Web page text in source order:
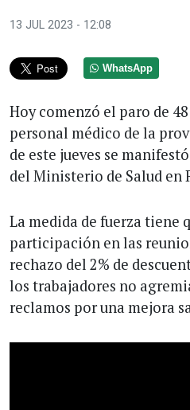
13 JUL 2023 - 12:08
WhatsApp
Hoy comenzó el paro de
personal médico de la
de este jueves se
del Ministerio de Salud en
La medida de fuerza tiene
participación en las
rechazo del 2% de
los trabajadores no
reclamos por una mejora